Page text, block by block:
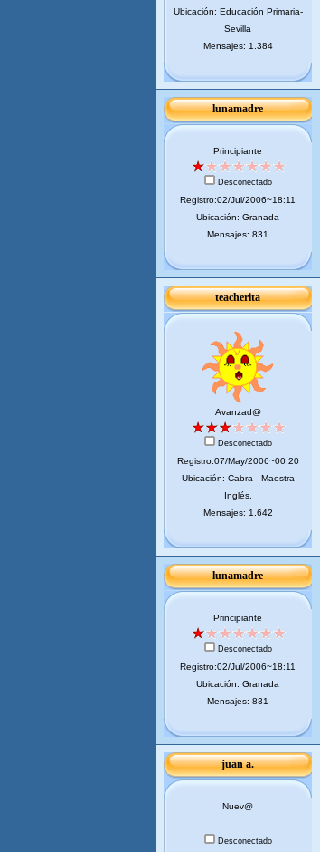
Ubicación: Educación Primaria-
Sevilla
Mensajes: 1.384
lunamadre
Principiante
Desconectado
Registro:02/Jul/2006~18:11
Ubicación: Granada
Mensajes: 831
teacherita
Avanzad@
Desconectado
Registro:07/May/2006~00:20
Ubicación: Cabra - Maestra
Inglés.
Mensajes: 1.642
lunamadre
Principiante
Desconectado
Registro:02/Jul/2006~18:11
Ubicación: Granada
Mensajes: 831
juan a.
Nuev@
Desconectado